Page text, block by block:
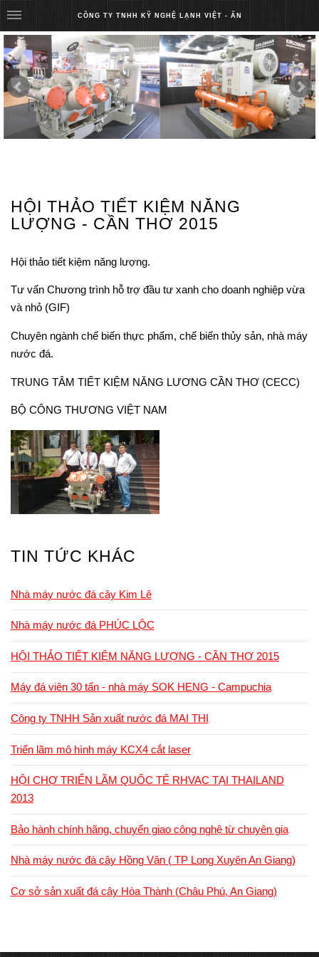
HỘI THẢO TIẾT KIỆM NĂNG
LƯỢNG - CẦN THƠ 2015
Hội thảo tiết kiệm năng lượng.
Tư vấn Chương trình hỗ trợ đầu tư xanh cho doanh nghiệp vừa
và nhỏ (GIF)
Chuyên ngành chế biến thực phẩm, chế biến thủy sản, nhà máy
nước đá.
TRUNG TÂM TIẾT KIỆM NĂNG LƯƠNG CẦN THƠ (CECC)
BỘ CÔNG THƯƠNG VIỆT NAM
TIN TỨC KHÁC
Nhà máy nước đá cây Kim Lê
Nhà máy nước đá PHÚC LỘC
HỘI THẢO TIẾT KIỆM NĂNG LƯỢNG - CẦN THƠ 2015
Máy đá viên 30 tấn - nhà máy SOK HENG - Campuchia
Công ty TNHH Sản xuất nước đá MAI THI
Triển lãm mô hình máy KCX4 cắt laser
HỘI CHỢ TRIỂN LÃM QUỐC TẾ RHVAC TẠI THAILAND
2013
Bảo hành chính hãng, chuyển giao công nghệ từ chuyên gia
Nhà máy nước đá cây Hồng Vân ( TP Long Xuyên An Giang)
Cơ sở sản xuất đá cây Hòa Thành (Châu Phú, An Giang)
CÔNG TY TNHH KỸ NGHỆ LẠNH VIỆT - ẤN